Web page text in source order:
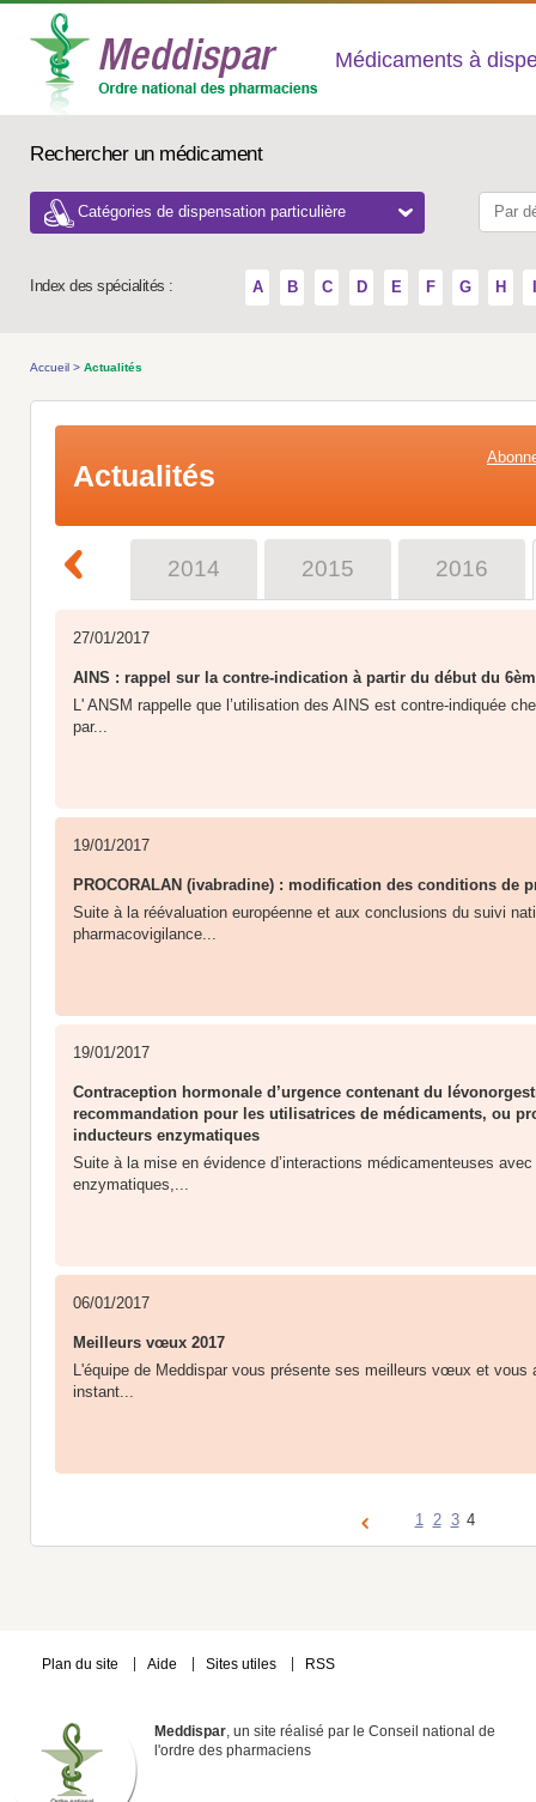
Médicaments à
Rechercher un médicament
Catégories de dispensation particulière
Index des spécialités : A B C D E F G H
Accueil > Actualités
Actualités
2013 2014 2015 2016
27/01/2017
​AINS : rappel sur la contre-indication à partir du début du
L' ANSM rappelle que l’utilisation des AINS est contre-indiquée
par...
19/01/2017
PROCORALAN (ivabradine) : modification des conditions de
Suite à la réévaluation européenne et aux conclusions du suivi
pharmacovigilance...
19/01/2017
Contraception hormonale d’urgence contenant du
recommandation pour les utilisatrices de médicaments, ou
inducteurs enzymatiques
Suite à la mise en évidence d’interactions médicamenteuses
enzymatiques,...
06/01/2017
Meilleurs vœux 201​7​
L'équipe de Meddispar vous présente ses meilleurs vœux et vous
instant...
1 2 3 4
Plan du site Aide Sites utiles RSS
Meddispar , un site réalisé par le Conseil national de
l'ordre des pharmaciens